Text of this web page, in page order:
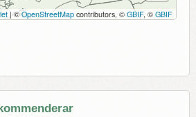
|©OpenStreetMap contributors, © GBIF, © GBIF